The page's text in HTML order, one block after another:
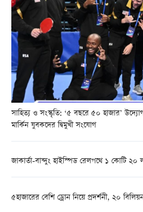
সাহিত্য ও সংস্কৃতি: ‘৫ বছরে ৫০ হাজার’
মার্কিন যুবকদের দ্বিমুখী সংযোগ
জাকার্তা-বান্দুং হাইস্পিড রেলপথে ১ কোটি ২০
৫হাজারের বেশি ড্রোন নিয়ে প্রদর্শনী, ২০